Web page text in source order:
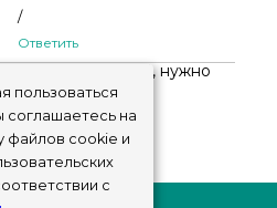
/
Ответить
комментарий, нужно
!
пользоваться
соглашаетесь на
файлов cookie и
с